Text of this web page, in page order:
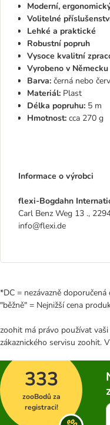
Moderní,
Volitelné
Lehké a praktické
Robustní popruh
Vysoce kvalitní
Vyrobeno v Německu
Barva: černá nebo
Materiál: Plast
Délka popruhu: 5 m
Hmotnost: cca 270 g
Informace o výrobci
flexi-Bogdahn
Carl Benz Weg 13 .,
info@flexi.de
*DC = nezávazně doporučená
"běžně" = Nejnižší cena
zoohit má právo používat
zákaznického servisu zoohit.
333
zooBodů za
registraci!